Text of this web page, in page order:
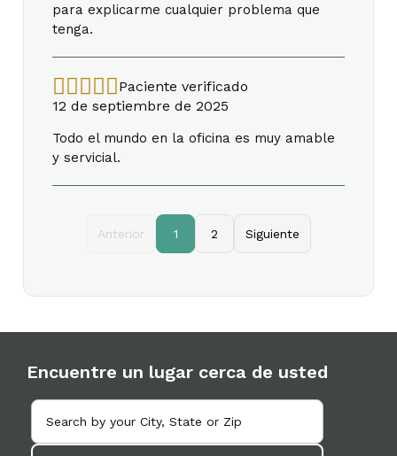
para explicarme cualquier problema que
tenga.
Paciente verificado
12 de septiembre de 2025
Todo el mundo en la oficina es muy amable
y servicial.
Anterior 1 2 Siguiente
Encuentre un lugar cerca de usted